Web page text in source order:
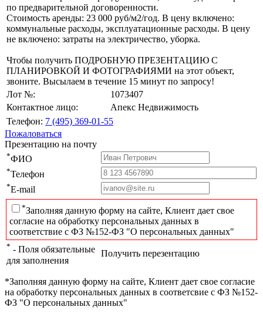
по предварительной договоренности.
Стоимость аренды: 23 000 руб/м2/год. В цену включено:
коммунальные расходы, эксплуатационные расходы. В цену
не включено: затраты на электричество, уборка.
Чтобы получить ПОДРОБНУЮ ПРЕЗЕНТАЦИЮ С
ПЛАНИРОВКОЙ И ФОТОГРАФИЯМИ на этот объект,
звоните. Высылаем в течение 15 минут по запросу!
Лот №:
1073407
Контактное лицо:
Апекс Недвижимость
Телефон: 7 (495) 369-01-55
Пожаловаться
Презентацию на почту
*ФИО
*Телефон
*E-mail
*Заполняя данную форму на сайте, Клиент дает свое
согласие на обработку персональных данных в
соответствие с ФЗ №152-ФЗ "О персональных данных"
* - Поля обязательные
для заполнения
Получить перезентацию
*Заполняя данную форму на сайте, Клиент дает свое согласие
на обработку персональных данных в соответсвие с ФЗ №152-
ФЗ "О персональных данных"